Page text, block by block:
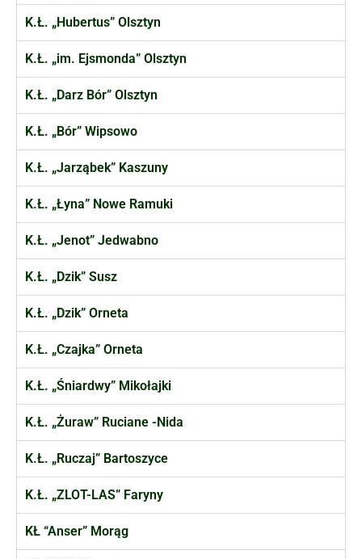
K.Ł. „Hubertus” Olsztyn
K.Ł. „im. Ejsmonda” Olsztyn
K.Ł. „Darz Bór” Olsztyn
K.Ł. „Bór” Wipsowo
K.Ł. „Jarząbek” Kaszuny
K.Ł. „Łyna” Nowe Ramuki
K.Ł. „Jenot” Jedwabno
K.Ł. „Dzik” Susz
K.Ł. „Dzik” Orneta
K.Ł. „Czajka” Orneta
K.Ł. „Śniardwy” Mikołajki
K.Ł. „Żuraw” Ruciane -Nida
K.Ł. „Ruczaj” Bartoszyce
K.Ł. „ZLOT-LAS” Faryny
KŁ “Anser” Morąg